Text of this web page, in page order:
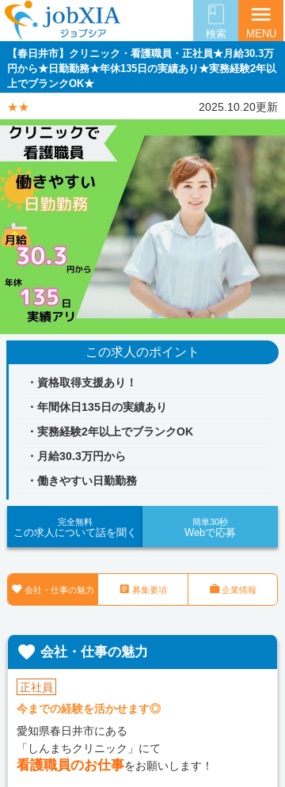
検索
menu
MENU
【春日井市】クリニック・看護職員・正社員★月給30.3万
円から★日勤勤務★年休135日の実績あり★実務経験2年以
上でブランクOK★
★★ 2025.10.20更新
この求人のポイント
・資格取得支援あり！
・年間休日135日の実績あり
・実務経験2年以上でブランクOK
・月給30.3万円から
・働きやすい日勤勤務
完全無料
この求人について話を聞く
簡単30秒
Webで応募
 会社・仕事の魅力  募集要項 企業情報
 会社・仕事の魅力
正社員
今までの経験を活かせます◎
愛知県春日井市にある
「しんまちクリニック」にて
看護職員のお仕事をお願いします！